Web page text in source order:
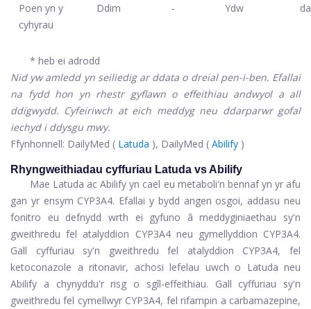
Poen yn y
cyhyrau
Ddim - Ydw
* heb ei adrodd
Nid yw amledd yn seiliedig ar ddata o dreial pen-i-ben. Efallai
na fydd hon yn rhestr gyflawn o effeithiau andwyol a all
ddigwydd. Cyfeiriwch at eich meddyg neu ddarparwr gofal
iechyd i ddysgu mwy.
Ffynhonnell: DailyMed ( Latuda ), DailyMed ( Abilify )
Rhyngweithiadau cyffuriau Latuda vs Abilify
Mae Latuda ac Abilify yn cael eu metaboli'n bennaf yn yr afu
gan yr ensym CYP3A4. Efallai y bydd angen osgoi, addasu neu
fonitro eu defnydd wrth ei gyfuno â meddyginiaethau sy'n
gweithredu fel atalyddion CYP3A4 neu gymellyddion CYP3A4.
Gall cyffuriau sy'n gweithredu fel atalyddion CYP3A4, fel
ketoconazole a ritonavir, achosi lefelau uwch o Latuda neu
Abilify a chynyddu'r risg o sgîl-effeithiau. Gall cyffuriau sy'n
gweithredu fel cymellwyr CYP3A4, fel rifampin a carbamazepine,